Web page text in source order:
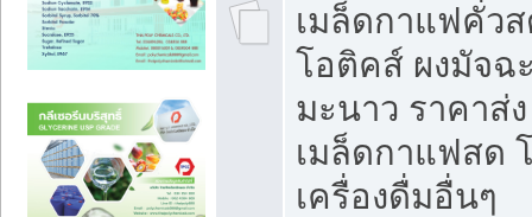
เมล็ดกาแฟคั่ว
โอติคส์ ผงมัจฉ
มะนาว ราคาส่
เมล็ดกาแฟสด
เครื่องดื่มอื่นๆ